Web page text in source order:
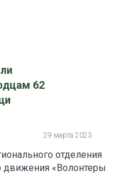
62
29 марта 2023
отделения
движения «Волонтеры